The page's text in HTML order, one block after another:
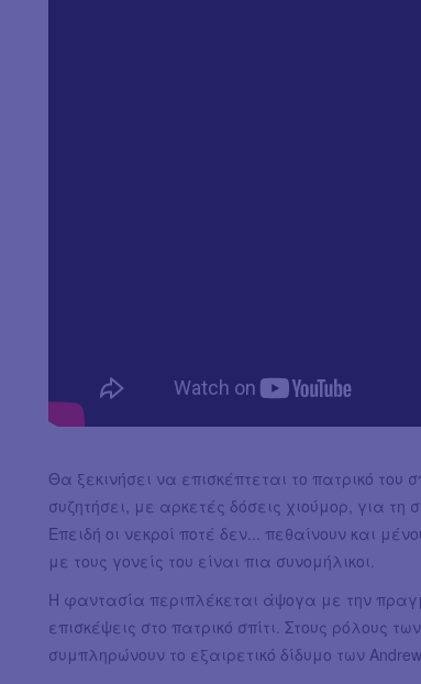
Θα ξεκινήσει να επισκέπτεται το πατρικό του
συζητήσει, με αρκετές δόσεις χιούμορ, για
Επειδή οι νεκροί ποτέ δεν... πεθαίνουν και
με τους γονείς του είναι πια συνομήλικοι.
Η φαντασία περιπλέκεται άψογα με την
επισκέψεις στο πατρικό σπίτι. Στους ρόλους
συμπληρώνουν το εξαιρετικό δίδυμο των